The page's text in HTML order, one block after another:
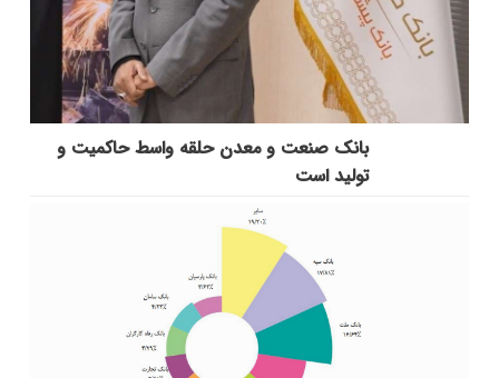
بانك صنعت و معدن حلقه واسط حاكمیت و
تولید است